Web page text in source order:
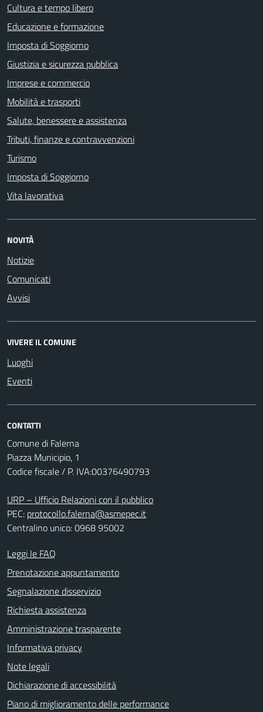
Cultura e tempo libero
Educazione e formazione
Imposta di Soggiorno
Giustizia e sicurezza pubblica
Imprese e commercio
Mobilità e trasporti
Salute, benessere e assistenza
Tributi, finanze e contravvenzioni
Turismo
Imposta di Soggiorno
Vita lavorativa
NOVITÀ
Notizie
Comunicati
Avvisi
VIVERE IL COMUNE
Luoghi
Eventi
CONTATTI
Comune di Falerna
Piazza Municipio, 1
Codice fiscale / P. IVA:00376490793
URP – Ufficio Relazioni con il pubblico
PEC: protocollo.falerna@asmepec.it
Centralino unico: 0968 95002
Leggi le FAQ
Prenotazione appuntamento
Segnalazione disservizio
Richiesta assistenza
Amministrazione trasparente
Informativa privacy
Note legali
Dichiarazione di accessibilità
Piano di miglioramento delle performance